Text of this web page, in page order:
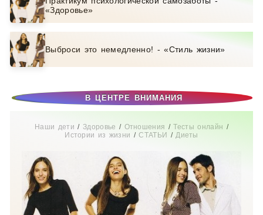
«Здоровье»
Выброси это немедленно! - «Стиль жизни»
В ЦЕНТРЕ ВНИМАНИЯ
Наши дети / Здоровье / Отношения /Тесты онлайн /
Истории из жизни /СТАТЬИ / Диеты